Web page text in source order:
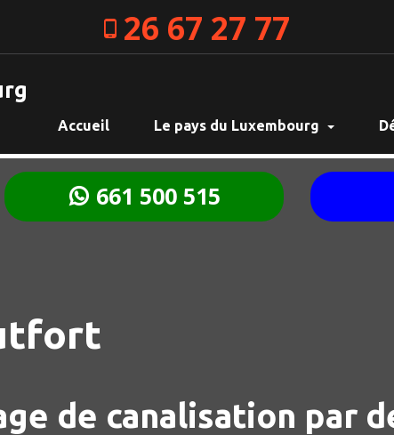
26 67 27 77
Accueil Le pays du Luxembourg
661 500 515
de canalisation par